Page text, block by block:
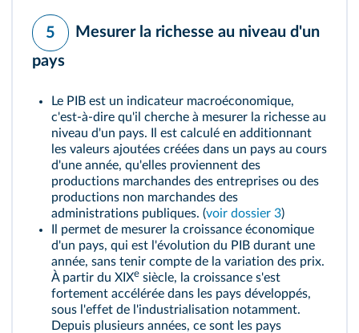
5
Mesurer la richesse au niveau d'un
pays
Le PIB est un indicateur macroéconomique,
c'est-à-dire qu'il cherche à mesurer la richesse au
niveau d'un pays. Il est calculé en additionnant
les valeurs ajoutées créées dans un pays au cours
d'une année, qu'elles proviennent des
productions marchandes des entreprises ou des
productions non marchandes des
administrations publiques. (voir dossier 3)
Il permet de mesurer la croissance économique
d'un pays, qui est l'évolution du PIB durant une
année, sans tenir compte de la variation des prix.
À partir du XIXe siècle, la croissance s'est
fortement accélérée dans les pays développés,
sous l'effet de l'industrialisation notamment.
Depuis plusieurs années, ce sont les pays